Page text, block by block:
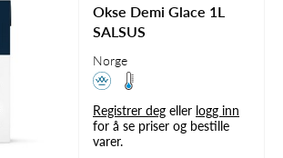
Okse Demi Glace 1L
SALSUS
Norge
Registrer deg eller logg inn
for å se priser og bestille
varer.